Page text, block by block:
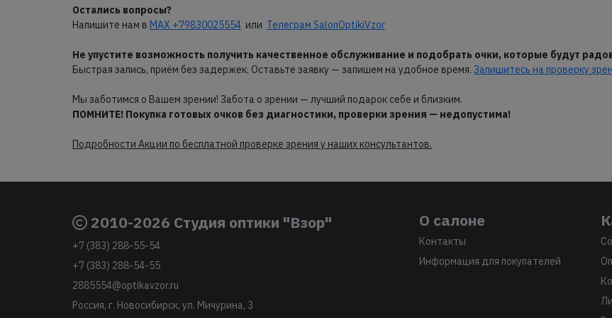
Остались вопросы?
Напишите нам в MAX +79830025554 или Телеграм SalonOptikiVzor
Не упустите возможность получить качественное обслуживание и подобрать очки, которые будут
Быстрая запись, приём без задержек. Оставьте заявку — запишем на удобное время. Запишитесь на проверку
Мы заботимся о Вашем зрении! Забота о зрении — лучший подарок себе и близким.
ПОМНИТЕ! Покупка готовых очков без диагностики, проверки зрения — недопустима!
Подробности Акции по бесплатной проверке зрения у наших консультантов.
2010-2026 Студия оптики "Взор"
+7 (383) 288-55-54
+7 (383) 288-54-55
2885554@optikavzor.ru
Россия, г. Новосибирск, ул. Мичурина, 3
О салоне
Контакты
Информация для покупателей